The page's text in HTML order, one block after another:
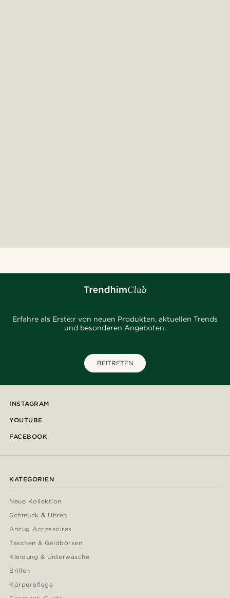
Erfahre als Erste:r von neuen Produkten, aktuellen Trends
und besonderen Angeboten.
BEITRETEN
INSTAGRAM
YOUTUBE
FACEBOOK
KATEGORIEN
Neue Kollektion
Schmuck & Uhren
Anzug Accessoires
Taschen & Geldbörsen
Kleidung & Unterwäsche
Brillen
Körperpflege